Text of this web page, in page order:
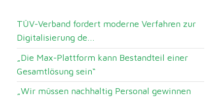
TÜV-Verband fordert moderne Verfahren zur
Digitalisierung de...
„Die Max-Plattform kann Bestandteil einer
Gesamtlösung sein“
„Wir müssen nachhaltig Personal gewinnen